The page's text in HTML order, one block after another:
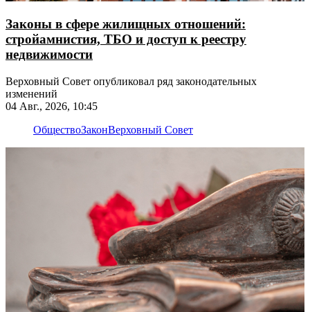
Законы в сфере жилищных отношений:
стройамнистия, ТБО и доступ к реестру
недвижимости
Верховный Совет опубликовал ряд законодательных
изменений
04 Авг., 2026, 10:45
ОбществоЗаконВерховный Совет